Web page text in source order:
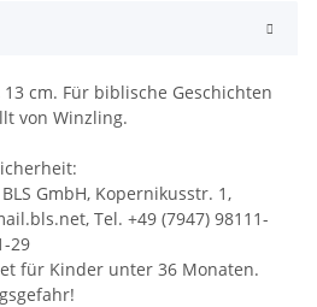
cm. Für biblische Geschichten
von Winzling.
GmbH, Kopernikusstr. 1,
Tel. +49 (7947) 98111-
29
für Kinder unter 36 Monaten.